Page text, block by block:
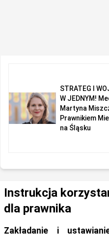
STRATEG I
W JEDNYM!
Martyna
Prawnikiem
na Śląsku
Instrukcja
dla prawnika
Zakładanie i